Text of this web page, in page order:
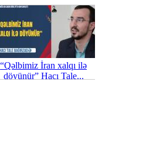
“Qəlbimiz İran xalqı ilə
döyünür” Hacı Tale...